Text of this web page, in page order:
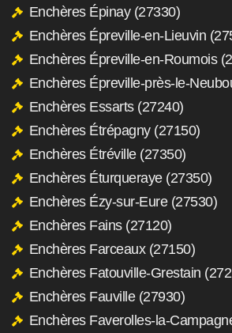
Enchères Épinay (27330)
Enchères Épreville-en-Lieuvin
Enchères Épreville-en-Roumois
Enchères Épreville-près-le-
Enchères Essarts (27240)
Enchères Étrépagny (27150)
Enchères Étréville (27350)
Enchères Éturqueraye (27350)
Enchères Ézy-sur-Eure (27530)
Enchères Fains (27120)
Enchères Farceaux (27150)
Enchères Fatouville-Grestain
Enchères Fauville (27930)
Enchères Faverolles-la-